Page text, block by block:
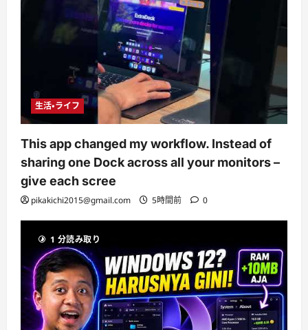
生活・ライフ
This app changed my workflow. Instead of
sharing one Dock across all your monitors –
give each scree
pikakichi2015@gmail.com 5時間前 0
1 分読み取り